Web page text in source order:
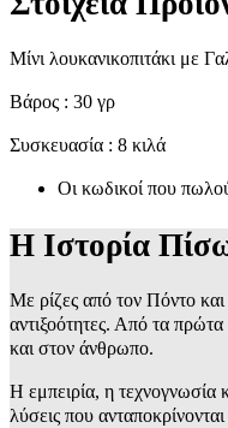
Μίνι λουκανικοπιτάκι με
Βάρος : 30 γρ
Συσκευασία : 8 κιλά
Οι κωδικοί που
Η Ιστορία
Με ρίζες από τον Πόντο και
αντιξοότητες. Από τα
και στον άνθρωπο.
Η εμπειρία, η τεχνογνωσία
λύσεις που